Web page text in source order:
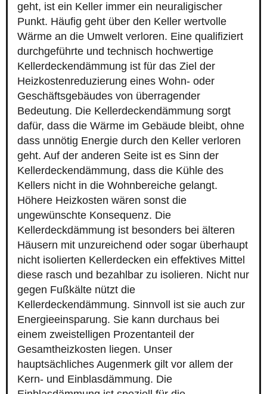
geht, ist ein Keller immer ein neuraligischer
Punkt. Häufig geht über den Keller wertvolle
Wärme an die Umwelt verloren. Eine qualifiziert
durchgeführte und technisch hochwertige
Kellerdeckendämmung ist für das Ziel der
Heizkostenreduzierung eines Wohn- oder
Geschäftsgebäudes von überragender
Bedeutung. Die Kellerdeckendämmung sorgt
dafür, dass die Wärme im Gebäude bleibt, ohne
dass unnötig Energie durch den Keller verloren
geht. Auf der anderen Seite ist es Sinn der
Kellerdeckendämmung, dass die Kühle des
Kellers nicht in die Wohnbereiche gelangt.
Höhere Heizkosten wären sonst die
ungewünschte Konsequenz. Die
Kellerdeckdämmung ist besonders bei älteren
Häusern mit unzureichend oder sogar überhaupt
nicht isolierten Kellerdecken ein effektives Mittel
diese rasch und bezahlbar zu isolieren. Nicht nur
gegen Fußkälte nützt die
Kellerdeckendämmung. Sinnvoll ist sie auch zur
Energieeinsparung. Sie kann durchaus bei
einem zweistelligen Prozentanteil der
Gesamtheizkosten liegen. Unser
hauptsächliches Augenmerk gilt vor allem der
Kern- und Einblasdämmung. Die